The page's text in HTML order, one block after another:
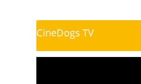
CineDogs TV